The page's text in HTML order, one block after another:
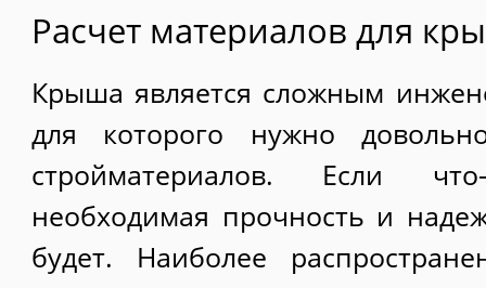
Расчет материалов для
Крыша является сложным
для которого нужно
стройматериалов. Если
необходимая прочность и
будет. Наиболее